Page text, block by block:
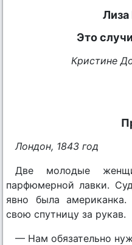
Лиза
Это
Кристине
Лондон, 1843 год
Две молодые
парфюмерной лавки.
явно была американка.
свою спутницу за рукав.
— Нам обязательно